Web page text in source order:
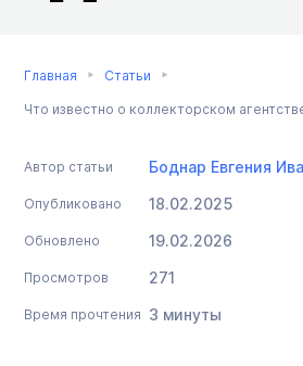
Главная Статьи
Что известно о коллекторском
Автор статьи Боднар Евгения
Опубликовано 18.02.2025
Обновлено 19.02.2026
Просмотров 271
Время прочтения 3 минуты